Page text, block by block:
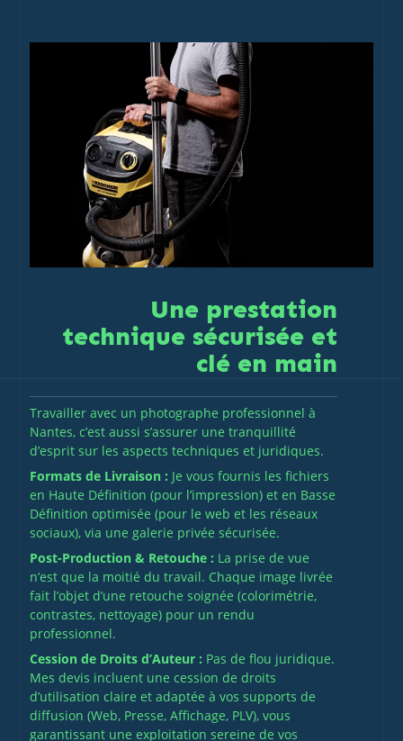
Une prestation
technique sécurisée et
clé en main
Travailler avec un photographe professionnel à
Nantes, c’est aussi s’assurer une tranquillité
d’esprit sur les aspects techniques et juridiques.
Formats de Livraison : Je vous fournis les fichiers
en Haute Définition (pour l’impression) et en Basse
Définition optimisée (pour le web et les réseaux
sociaux), via une galerie privée sécurisée.
Post-Production & Retouche : La prise de vue
n’est que la moitié du travail. Chaque image livrée
fait l’objet d’une retouche soignée (colorimétrie,
contrastes, nettoyage) pour un rendu
professionnel.
Cession de Droits d’Auteur : Pas de flou juridique.
Mes devis incluent une cession de droits
d’utilisation claire et adaptée à vos supports de
diffusion (Web, Presse, Affichage, PLV), vous
garantissant une exploitation sereine de vos